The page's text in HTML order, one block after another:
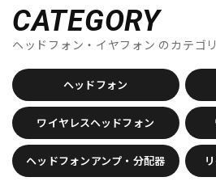
DTM オンライン納品
AVID
BAE Audio BEHRINGER
beyerdynamic
BOSS
CANARE
CaTeFo Chandler
Cranborne Audio
CROXS
D-F
DangerousMusic dbx DENON
DEXIBELL
Digitech DMSD
DYNAUDIO PRO
Ear Trumpet Labs
Ehrlund Microphone
Electro
CATEGORY
ヘッドフォン・イヤフォン のカテゴ
ヘッドフォン
ワイヤレスヘッドフォン
ヘッドフォンアンプ・分配器